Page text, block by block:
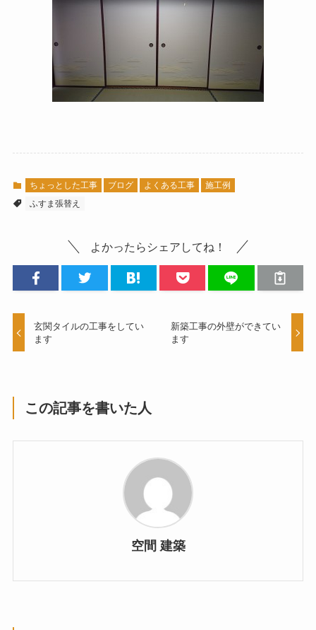
ちょっとした工事 ブログ よくある工事
施工例
ふすま張替え
よかったらシェアしてね！
玄関タイルの工事をしてい
ます
新築工事の外壁ができてい
ます
この記事を書いた人
空間 建築